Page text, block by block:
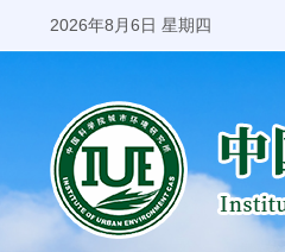
2026年8月6日 星期四